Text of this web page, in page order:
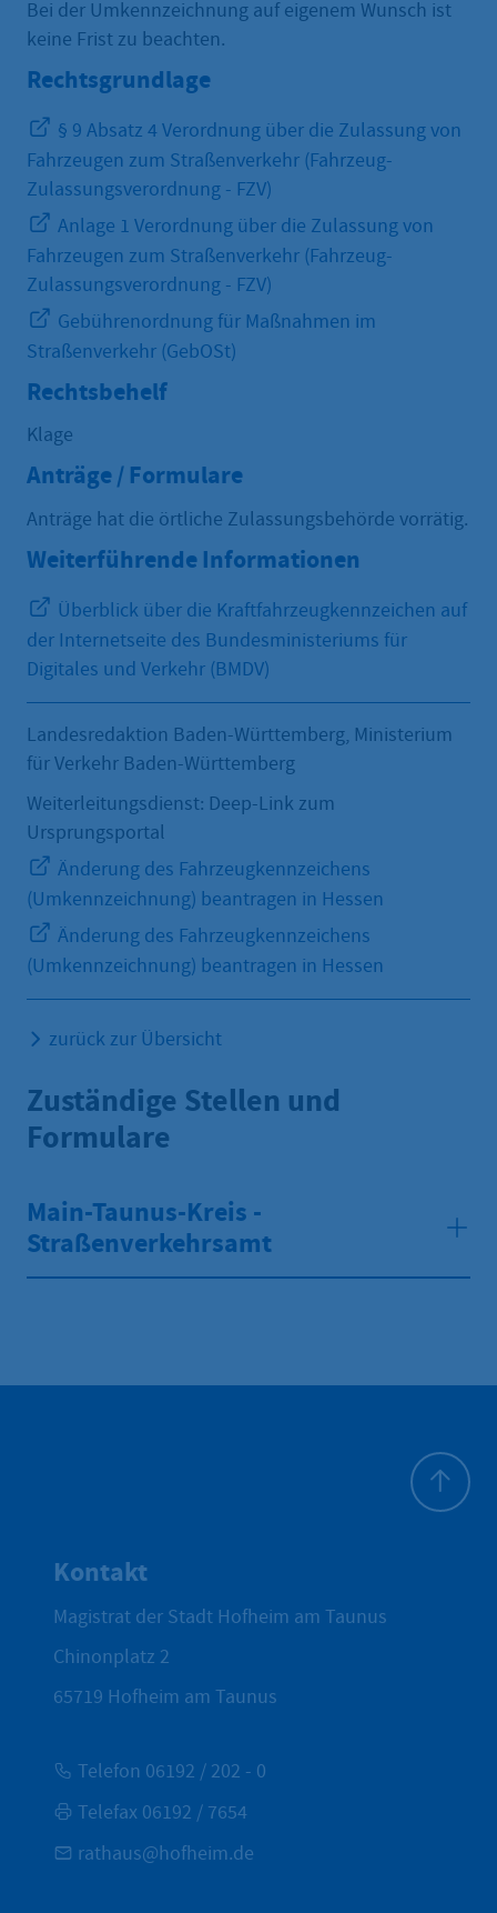
Bei der Umkennzeichnung auf eigenem Wunsch ist
keine Frist zu beachten.
Rechtsgrundlage
§ 9 Absatz 4 Verordnung über die Zulassung von
Fahrzeugen zum Straßenverkehr (Fahrzeug-
Zulassungsverordnung - FZV)
Anlage 1 Verordnung über die Zulassung von
Fahrzeugen zum Straßenverkehr (Fahrzeug-
Zulassungsverordnung - FZV)
Gebührenordnung für Maßnahmen im
Straßenverkehr (GebOSt)
Rechtsbehelf
Klage
Anträge / Formulare
Anträge hat die örtliche Zulassungsbehörde vorrätig.
Weiterführende Informationen
Überblick über die Kraftfahrzeugkennzeichen auf
der Internetseite des Bundesministeriums für
Digitales und Verkehr (BMDV)
Landesredaktion Baden-Württemberg, Ministerium
für Verkehr Baden-Württemberg
Weiterleitungsdienst: Deep-Link zum
Ursprungsportal
Änderung des Fahrzeugkennzeichens
(Umkennzeichnung) beantragen in Hessen
Änderung des Fahrzeugkennzeichens
(Umkennzeichnung) beantragen in Hessen
zurück zur Übersicht
Zuständige Stellen und
Formulare
Main-Taunus-Kreis -
Straßenverkehrsamt
Kontakt
Magistrat der Stadt Hofheim am Taunus
Chinonplatz 2
65719 Hofheim am Taunus
Telefon 06192 / 202 - 0
Telefax 06192 / 7654
rathaus@hofheim.de